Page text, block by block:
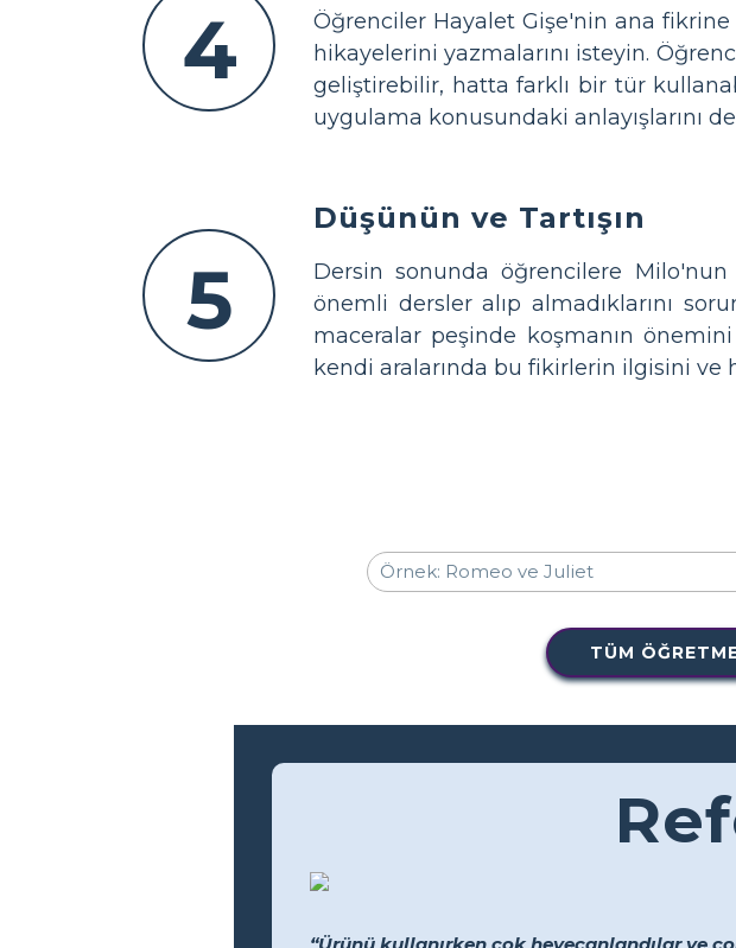
4
Öğrenciler Hayalet Gişe'nin ana
hikayelerini yazmalarını isteyin.
geliştirebilir, hatta farklı bir tür
uygulama konusundaki anlayışlarını
5
Düşünün ve Tartışın
Dersin sonunda öğrencilere
önemli dersler alıp almadıklarını
maceralar peşinde koşmanın
kendi aralarında bu fikirlerin ilgisini ve
TÜM